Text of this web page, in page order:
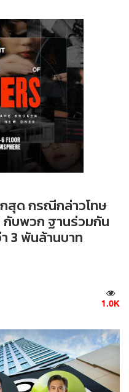
สุด กรณีกล่าวโทษ
กับพวก ฐานร่วมกัน
3 พันล้านบาท
1.0K